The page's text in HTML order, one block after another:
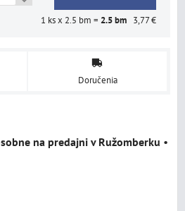
1 ks x 2.5 bm = 2.5bm 3,77 €
Doručenia
na predajni v Ružomberku •